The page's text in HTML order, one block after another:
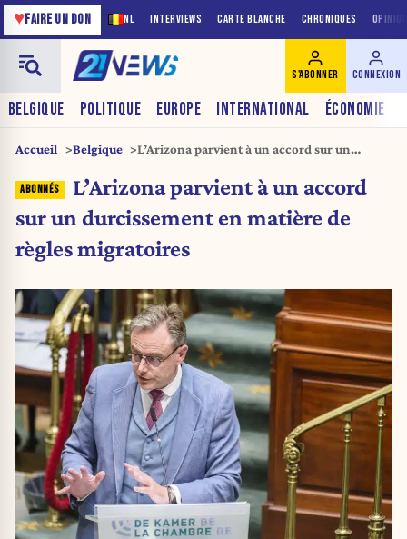
NL INTERVIEWS CARTE BLANCHE CHRONIQUES
♥FAIRE UN DON
BELGIQUE POLITIQUE EUROPE INTERNATIONAL ÉCONOMIE
S'ABONNER CONNEXION
Accueil Belgique
L’Arizona parvient à un accord sur un
migratoires
L’Arizona parvient à un accord
sur un durcissement en matière de
règles migratoires